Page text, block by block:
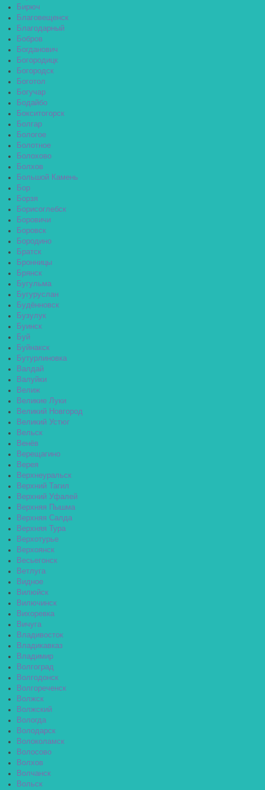
Бирюч
Благовещенск
Благодарный
Бобров
Богданович
Богородицк
Богородск
Боготол
Богучар
Бодайбо
Бокситогорск
Болгар
Бологое
Болотное
Болохово
Болхов
Большой Камень
Бор
Борзя
Борисоглебск
Боровичи
Боровск
Бородино
Братск
Бронницы
Брянск
Бугульма
Бугуруслан
Будённовск
Бузулук
Буинск
Буй
Буйнакск
Бутурлиновка
Валдай
Валуйки
Велиж
Великие Луки
Великий Новгород
Великий Устюг
Вельск
Венёв
Верещагино
Верея
Верхнеуральск
Верхний Тагил
Верхний Уфалей
Верхняя Пышма
Верхняя Салда
Верхняя Тура
Верхотурье
Верхоянск
Весьегонск
Ветлуга
Видное
Вилюйск
Вилючинск
Вихоревка
Вичуга
Владивосток
Владикавказ
Владимир
Волгоград
Волгодонск
Волгореченск
Волжск
Волжский
Вологда
Володарск
Волоколамск
Волосово
Волхов
Волчанск
Вольск